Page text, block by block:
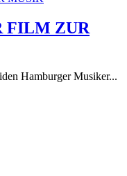
FILM ZUR
Hamburger Musiker...